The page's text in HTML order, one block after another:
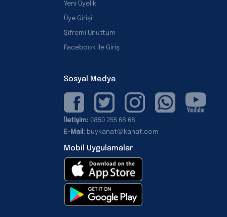
Yeni Üyelik
Üye Girişi
Şifremi Unuttum
Facebook ile Giriş
Sosyal Medya
İletişim: 0850 255 68 68
E-Mail: buykanat@kanat.com
Mobil Uygulamalar